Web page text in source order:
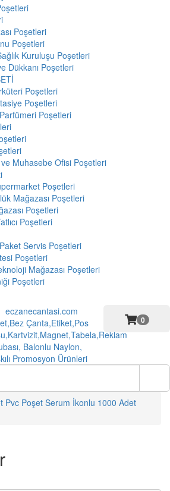
Poşetleri
Poşetleri
Kuruluşu Poşetleri
Dükkanı Poşetleri
Poşetleri
Poşetleri
Poşetleri
Muhasebe Ofisi Poşetleri
Poşetleri
Mağazası Poşetleri
Poşetleri
Poşetleri
Servis Poşetleri
Poşetleri
Mağazası Poşetleri
Poşetleri
0
Pvc Poşet Serum İkonlu 1000 Adet